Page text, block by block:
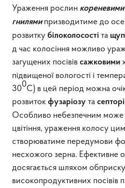
Ураження рослин кореневими
гнилямипризводитиме до
розвитку білоколосості та
д час колосіння можливо
загущених посівів сажковими
підвищеної вологості і
300С) в цей період можна
розвиток фузаріозу та
Особливо небезпечним може
цвітіння, ураження колосу
створюватиме передумови
несхожого зерна. Ефективне
досягається шляхом
високопродуктивних посівів